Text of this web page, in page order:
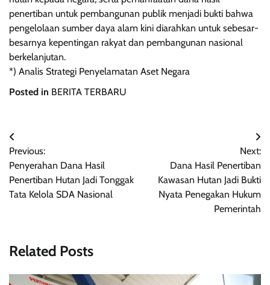
penertiban untuk pembangunan publik menjadi bukti bahwa
pengelolaan sumber daya alam kini diarahkan untuk sebesar-
besarnya kepentingan rakyat dan pembangunan nasional
berkelanjutan.
*) Analis Strategi Penyelamatan Aset Negara
Posted in BERITA TERBARU
Post
navigation
Previous:
Penyerahan Dana Hasil
Penertiban Hutan Jadi Tonggak
Tata Kelola SDA Nasional
Next:
Dana Hasil Penertiban
Kawasan Hutan Jadi Bukti
Nyata Penegakan Hukum
Pemerintah
Related Posts